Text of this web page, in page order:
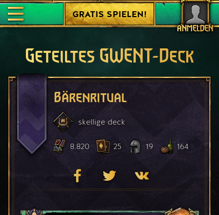
ANMELDEN
GRATIS SPIELEN!
Geteiltes GWENT-Deck
Bärenritual
skellige deck
8.820 25 19 164